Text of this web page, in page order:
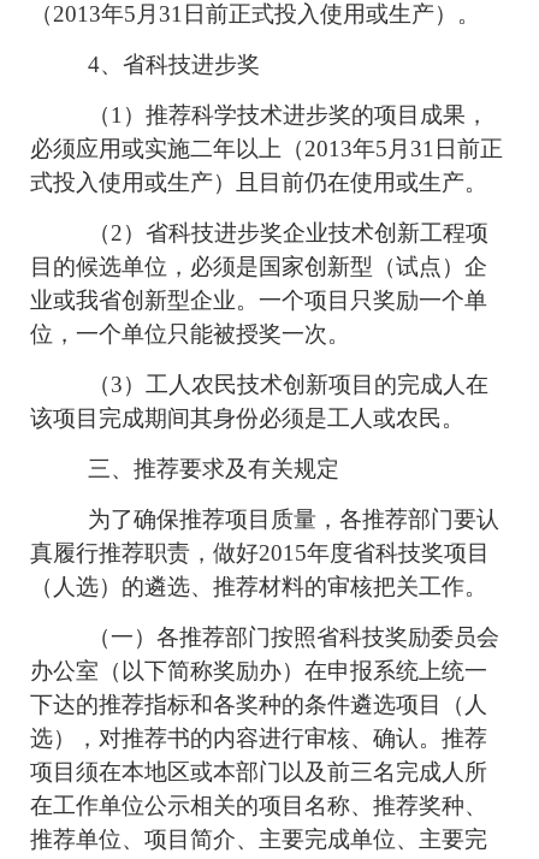
（2013年5月31日前正式投入使用或生产）。
4、省科技进步奖
（1）推荐科学技术进步奖的项目成果，
必须应用或实施二年以上（2013年5月31日前正
式投入使用或生产）且目前仍在使用或生产。
（2）省科技进步奖企业技术创新工程项
目的候选单位，必须是国家创新型（试点）企
业或我省创新型企业。一个项目只奖励一个单
位，一个单位只能被授奖一次。
（3）工人农民技术创新项目的完成人在
该项目完成期间其身份必须是工人或农民。
三、推荐要求及有关规定
为了确保推荐项目质量，各推荐部门要认
真履行推荐职责，做好2015年度省科技奖项目
（人选）的遴选、推荐材料的审核把关工作。
（一）各推荐部门按照省科技奖励委员会
办公室（以下简称奖励办）在申报系统上统一
下达的推荐指标和各奖种的条件遴选项目（人
选），对推荐书的内容进行审核、确认。推荐
项目须在本地区或本部门以及前三名完成人所
在工作单位公示相关的项目名称、推荐奖种、
推荐单位、项目简介、主要完成单位、主要完